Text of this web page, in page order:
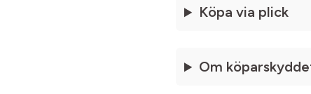
Köpa via plick
Om